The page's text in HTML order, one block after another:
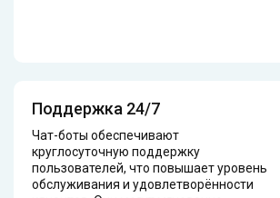
Поддержка 24/7
Чат-боты обеспечивают
круглосуточную поддержку
пользователей, что повышает уровень
обслуживания и удовлетворённости